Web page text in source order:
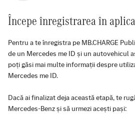
Începe înregistrarea în
Pentru a te înregistra pe MB.CHARGE
de un Mercedes me ID și un autovehicul
poți găsi mai multe informații despre
Mercedes me ID.
Dacă ai finalizat deja această etapă, te
Mercedes-Benz și să urmezi acești pași: